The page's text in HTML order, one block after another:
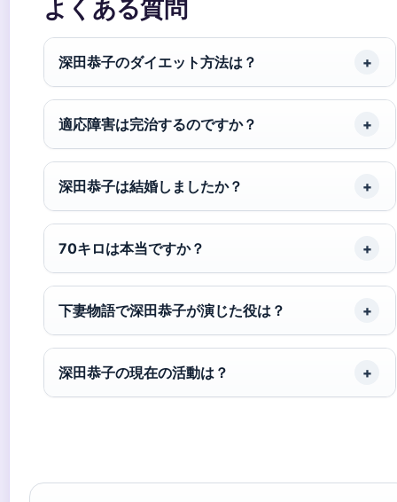
よくある質問
深田恭子のダイエット方法は？
適応障害は完治するのですか？
深田恭子は結婚しましたか？
70キロは本当ですか？
下妻物語で深田恭子が演じた役は？
深田恭子の現在の活動は？